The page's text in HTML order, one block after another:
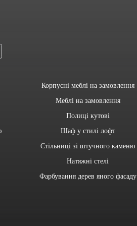
Корпусні меблі на замовлення
Меблі на замовлення
Полиці кутові
Шаф у стилі лофт
Стільниці зі штучного каменю
Натяжні стелі
Фарбування дерев яного фасаду